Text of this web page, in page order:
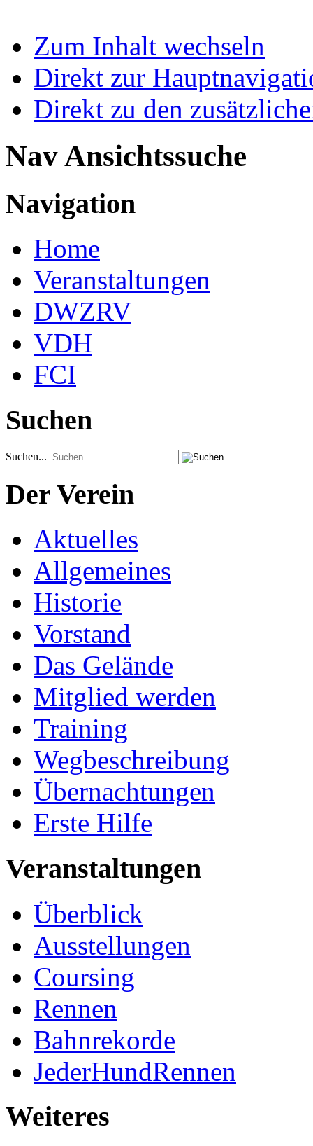
Zum Inhalt wechseln
Direkt zur
Direkt zu den
Nav Ansichtssuche
Navigation
Home
Veranstaltungen
DWZRV
VDH
FCI
Suchen
Suchen...
Der Verein
Aktuelles
Allgemeines
Historie
Vorstand
Das Gelände
Mitglied werden
Training
Wegbeschreibung
Übernachtungen
Erste Hilfe
Veranstaltungen
Überblick
Ausstellungen
Coursing
Rennen
Bahnrekorde
JederHundRennen
Weiteres